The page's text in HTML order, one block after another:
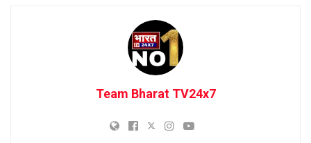
Team Bharat TV24x7